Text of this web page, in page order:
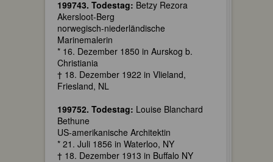
199743. Todestag: Betzy Rezora
Akersloot-Berg
norwegisch-niederländische
Marinemalerin
* 16. Dezember 1850 in Aurskog b.
Christiania
† 18. Dezember 1922 in Vlieland,
Friesland, NL
199752. Todestag: Louise Blanchard
Bethune
US-amerikanische Architektin
* 21. Juli 1856 in Waterloo, NY
† 18. Dezember 1913 in Buffalo NY